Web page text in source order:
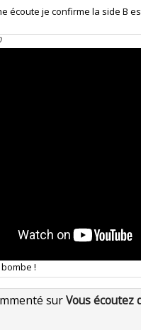
écoute je confirme la side B
!
surVous écoutez